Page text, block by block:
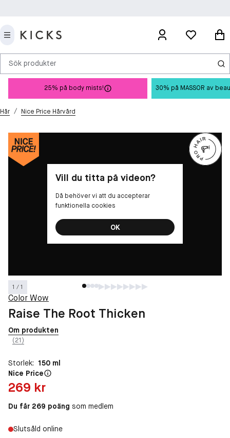
Sök produkter
25% på body mists! 30% på MASSOR av
Hår / Nice Price Hårvård
1 / 1
Vill du titta på videon?
Då behöver vi att du accepterar
funktionella cookies
OK
Color Wow
Raise The Root Thicken
Om produkten
(21)
Storlek: 150 ml
Nice Price
Pris: 269 kr
269 kr
Du får 269 poäng som medlem
Slutsåld online